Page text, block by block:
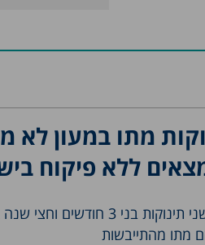
אפריל 2023
מרץ 2023
מתו במעון לא
ללא פיקוח
ב-19 בינואר 2026, מתו שני תינוקות
מתו מהתייבשות